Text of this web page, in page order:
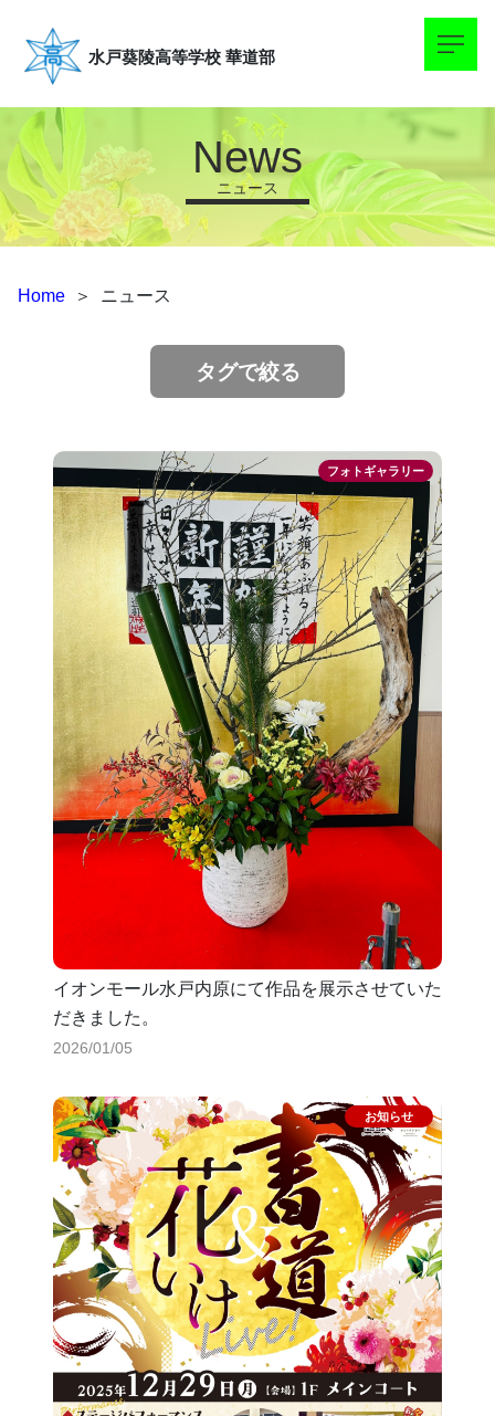
水戸葵陵高等学校 華道部
ニュース
News
Home ＞ ニュース
タグで絞る
イオンモール水戸内原にて作品を展示させていた
だきました。
2026/01/05